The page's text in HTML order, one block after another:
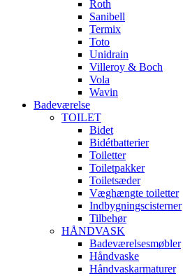
Roth
Sanibell
Termix
Toto
Unidrain
Villeroy & Boch
Vola
Wavin
Badeværelse
TOILET
Bidet
Bidétbatterier
Toiletter
Toiletpakker
Toiletsæder
Væghængte toiletter
Indbygningscisterner
Tilbehør
HÅNDVASK
Badeværelsesmøbler
Håndvaske
Håndvaskarmaturer